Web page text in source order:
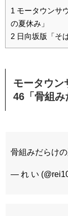
1 モータウンサ
の夏休み」
2 日向坂版「そ
モータウン
46「骨組み
骨組みだらけ
— れ い